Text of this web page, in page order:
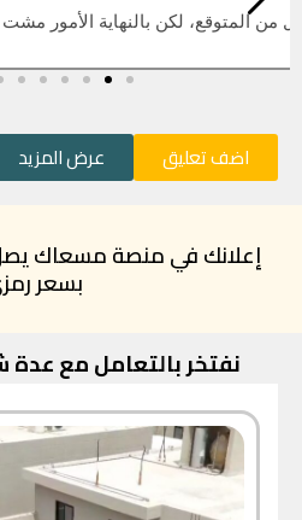
العقار اللي كنت أبيه طلع مباع،
اضف تعليق عرض المزيد
إعلانك في منصة مسعاك
بسعر
نفتخر بالتعامل مع